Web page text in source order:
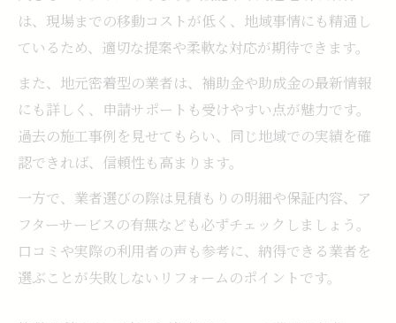
は、現場までの移動コストが低く、地域事情にも精通し
ているため、適切な提案や柔軟な対応が期待できます。
また、地元密着型の業者は、補助金や助成金の最新情報
にも詳しく、申請サポートも受けやすい点が魅力です。
過去の施工事例を見せてもらい、同じ地域での実績を確
認できれば、信頼性も高まります。
一方で、業者選びの際は見積もりの明細や保証内容、ア
フターサービスの有無なども必ずチェックしましょう。
口コミや実際の利用者の声も参考に、納得できる業者を
選ぶことが失敗しないリフォームのポイントです。